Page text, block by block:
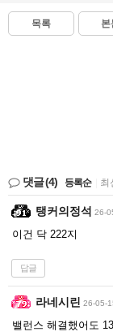
목록 본
댓글(4) 등록순 최
탱커의정석 26-
이건 닥 222지
답글
라네시린 26-05-
밸런스 해결했어도